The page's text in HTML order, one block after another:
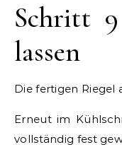
Schritt
lassen
Die fertigen Riegel
Erneut im
vollständig fest